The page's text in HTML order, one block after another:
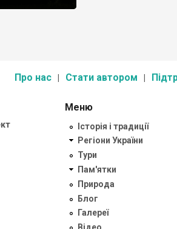
Про нас Стати автором
Меню
Історія і традиції
Регіони України
Тури
Пам'ятки
Природа
Блог
Галереї